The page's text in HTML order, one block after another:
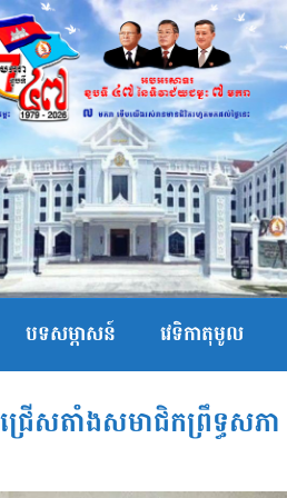
បទសម្ភាសន៍ វេទិកាតុមូល
ើសតាំងសមាជិកព្រឹទ្ធសភា